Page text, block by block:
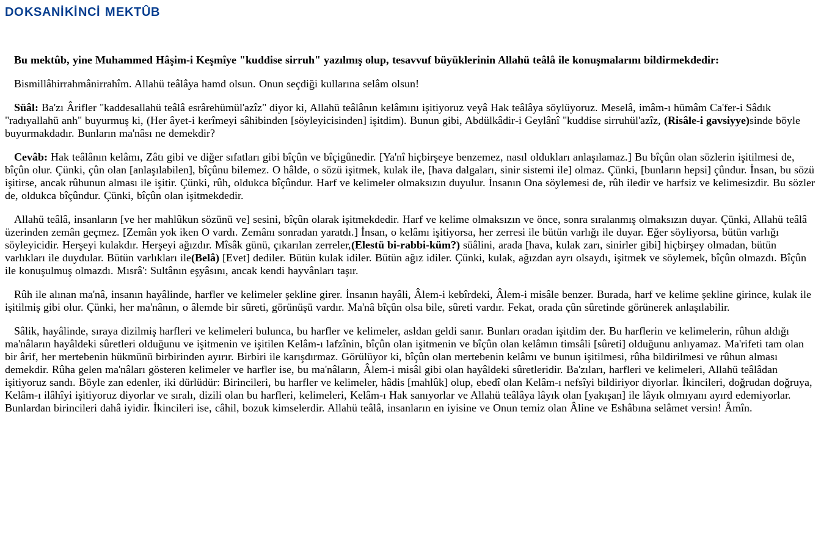
DOKSANİKİNCİ MEKTÛB
Bu mektûb, yine Muhammed Hâşim-i Keşmîye "kuddise sirruh" yazılmış olup, tesavvuf büyüklerinin Allahü teâlâ ile konuşmalarını bildirmekdedir:
Bismillâhirrahmânirrahîm. Allahü teâlâya hamd olsun. Onun seçdiği kullarına selâm olsun!
Süâl: Ba'zı Ârifler "kaddesallahü teâlâ esrârehümül'azîz" diyor ki, Allahü teâlânın kelâmını işitiyoruz veyâ Hak teâlâya söylüyoruz. Meselâ, imâm-ı hümâm Ca'fer-i Sâdık
"radıyallahü anh" buyurmuş ki, (Her âyet-i kerîmeyi sâhibinden [söyleyicisinden] işitdim). Bunun gibi, Abdülkâdir-i Geylânî "kuddise sirruhül'azîz, (Risâle-i gavsiyye)sinde böyle
buyurmakdadır. Bunların ma'nâsı ne demekdir?
Cevâb: Hak teâlânın kelâmı, Zâtı gibi ve diğer sıfatları gibi bîçûn ve bîçigûnedir. [Ya'nî hiçbirşeye benzemez, nasıl oldukları anlaşılamaz.] Bu bîçûn olan sözlerin işitilmesi de,
bîçûn olur. Çünki, çûn olan [anlaşılabilen], bîçûnu bilemez. O hâlde, o sözü işitmek, kulak ile, [hava dalgaları, sinir sistemi ile] olmaz. Çünki, [bunların hepsi] çûndur. İnsan, bu sözü
işitirse, ancak rûhunun alması ile işitir. Çünki, rûh, oldukca bîçûndur. Harf ve kelimeler olmaksızın duyulur. İnsanın Ona söylemesi de, rûh iledir ve harfsiz ve kelimesizdir. Bu sözler
de, oldukca bîçûndur. Çünki, bîçûn olan işitmekdedir.
Allahü teâlâ, insanların [ve her mahlûkun sözünü ve] sesini, bîçûn olarak işitmekdedir. Harf ve kelime olmaksızın ve önce, sonra sıralanmış olmaksızın duyar. Çünki, Allahü teâlâ
üzerinden zemân geçmez. [Zemân yok iken O vardı. Zemânı sonradan yaratdı.] İnsan, o kelâmı işitiyorsa, her zerresi ile bütün varlığı ile duyar. Eğer söyliyorsa, bütün varlığı
söyleyicidir. Herşeyi kulakdır. Herşeyi ağızdır. Mîsâk günü, çıkarılan zerreler,(Elestü bi-rabbi-küm?) süâlini, arada [hava, kulak zarı, sinirler gibi] hiçbirşey olmadan, bütün
varlıkları ile duydular. Bütün varlıkları ile(Belâ) [Evet] dediler. Bütün kulak idiler. Bütün ağız idiler. Çünki, kulak, ağızdan ayrı olsaydı, işitmek ve söylemek, bîçûn olmazdı. Bîçûn
ile konuşulmuş olmazdı. Mısrâ': Sultânın eşyâsını, ancak kendi hayvânları taşır.
Rûh ile alınan ma'nâ, insanın hayâlinde, harfler ve kelimeler şekline girer. İnsanın hayâli, Âlem-i kebîrdeki, Âlem-i misâle benzer. Burada, harf ve kelime şekline girince, kulak ile
işitilmiş gibi olur. Çünki, her ma'nânın, o âlemde bir sûreti, görünüşü vardır. Ma'nâ bîçûn olsa bile, sûreti vardır. Fekat, orada çûn sûretinde görünerek anlaşılabilir.
Sâlik, hayâlinde, sıraya dizilmiş harfleri ve kelimeleri bulunca, bu harfler ve kelimeler, asldan geldi sanır. Bunları oradan işitdim der. Bu harflerin ve kelimelerin, rûhun aldığı
ma'nâların hayâldeki sûretleri olduğunu ve işitmenin ve işitilen Kelâm-ı lafzînin, bîçûn olan işitmenin ve bîçûn olan kelâmın timsâli [sûreti] olduğunu anlıyamaz. Ma'rifeti tam olan
bir ârif, her mertebenin hükmünü birbirinden ayırır. Birbiri ile karışdırmaz. Görülüyor ki, bîçûn olan mertebenin kelâmı ve bunun işitilmesi, rûha bildirilmesi ve rûhun alması
demekdir. Rûha gelen ma'nâları gösteren kelimeler ve harfler ise, bu ma'nâların, Âlem-i misâl gibi olan hayâldeki sûretleridir. Ba'zıları, harfleri ve kelimeleri, Allahü teâlâdan
işitiyoruz sandı. Böyle zan edenler, iki dürlüdür: Birincileri, bu harfler ve kelimeler, hâdis [mahlûk] olup, ebedî olan Kelâm-ı nefsîyi bildiriyor diyorlar. İkincileri, doğrudan doğruya,
Kelâm-ı ilâhîyi işitiyoruz diyorlar ve sıralı, dizili olan bu harfleri, kelimeleri, Kelâm-ı Hak sanıyorlar ve Allahü teâlâya lâyık olan [yakışan] ile lâyık olmıyanı ayırd edemiyorlar.
Bunlardan birincileri dahâ iyidir. İkincileri ise, câhil, bozuk kimselerdir. Allahü teâlâ, insanların en iyisine ve Onun temiz olan Âline ve Eshâbına selâmet versin! Âmîn.